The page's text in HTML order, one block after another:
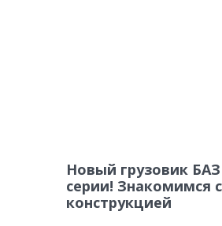
Новый грузовик
серии! Знакомимся с
конструкцией